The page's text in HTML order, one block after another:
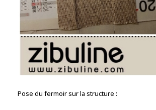
Pose du fermoir sur la structure :